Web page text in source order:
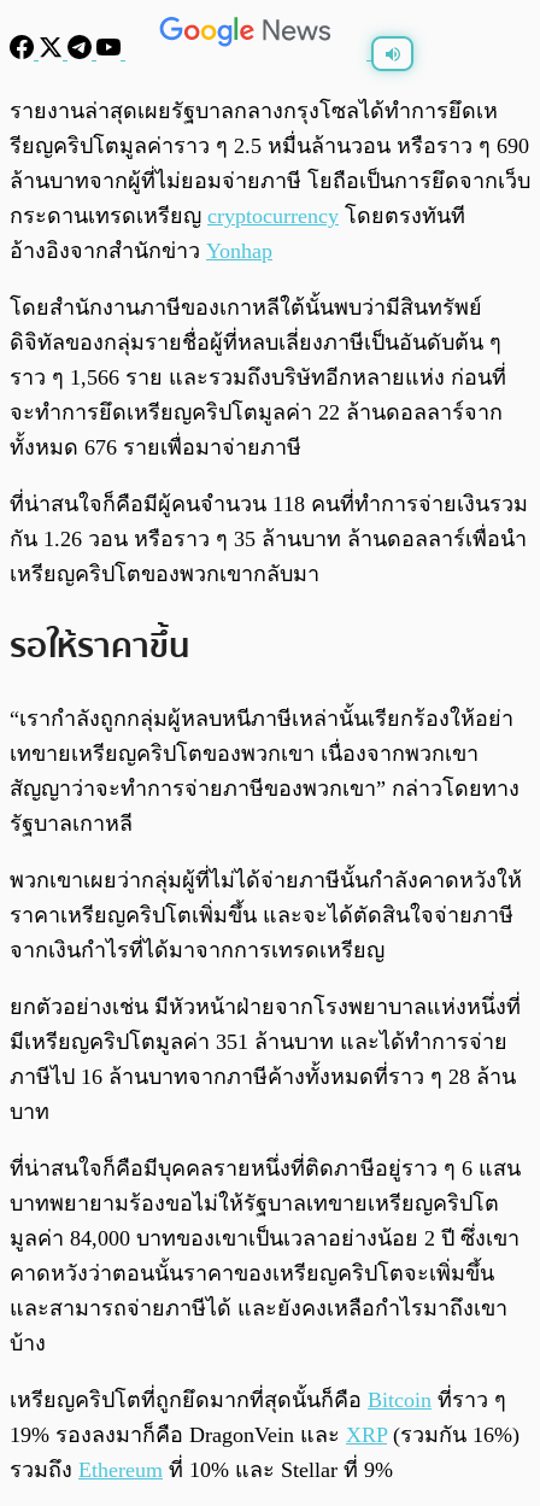
พร้อมเล่น /0:00
รายงานล่าสุดเผยรัฐบาลกลางกรุงโซลได้ทำการยึดเห
รียญคริปโตมูลค่าราว ๆ 2.5 หมื่นล้านวอน หรือราว ๆ 690
ล้านบาทจากผู้ที่ไม่ยอมจ่ายภาษี โยถือเป็นการยึดจากเว็บ
กระดานเทรดเหรียญ cryptocurrency โดยตรงทันที
อ้างอิงจากสำนักข่าว Yonhap
โดยสำนักงานภาษีของเกาหลีใต้นั้นพบว่ามีสินทรัพย์
ดิจิทัลของกลุ่มรายชื่อผู้ที่หลบเลี่ยงภาษีเป็นอันดับต้น ๆ
ราว ๆ 1,566 ราย และรวมถึงบริษัทอีกหลายแห่ง ก่อนที่
จะทำการยึดเหรียญคริปโตมูลค่า 22 ล้านดอลลาร์จาก
ทั้งหมด 676 รายเพื่อมาจ่ายภาษี
ที่น่าสนใจก็คือมีผู้คนจำนวน 118 คนที่ทำการจ่ายเงินรวม
กัน 1.26 วอน หรือราว ๆ 35 ล้านบาท ล้านดอลลาร์เพื่อนำ
เหรียญคริปโตของพวกเขากลับมา
รอให้ราคาขึ้น
“เรากำลังถูกกลุ่มผู้หลบหนีภาษีเหล่านั้นเรียกร้องให้อย่า
เทขายเหรียญคริปโตของพวกเขา เนื่องจากพวกเขา
สัญญาว่าจะทำการจ่ายภาษีของพวกเขา” กล่าวโดยทาง
รัฐบาลเกาหลี
พวกเขาเผยว่ากลุ่มผู้ที่ไม่ได้จ่ายภาษีนั้นกำลังคาดหวังให้
ราคาเหรียญคริปโตเพิ่มขึ้น และจะได้ตัดสินใจจ่ายภาษี
จากเงินกำไรที่ได้มาจากการเทรดเหรียญ
ยกตัวอย่างเช่น มีหัวหน้าฝ่ายจากโรงพยาบาลแห่งหนึ่งที่
มีเหรียญคริปโตมูลค่า 351 ล้านบาท และได้ทำการจ่าย
ภาษีไป 16 ล้านบาทจากภาษีค้างทั้งหมดที่ราว ๆ 28 ล้าน
บาท
ที่น่าสนใจก็คือมีบุคคลรายหนึ่งที่ติดภาษีอยู่ราว ๆ 6 แสน
บาทพยายามร้องขอไม่ให้รัฐบาลเทขายเหรียญคริปโต
มูลค่า 84,000 บาทของเขาเป็นเวลาอย่างน้อย 2 ปี ซึ่งเขา
คาดหวังว่าตอนนั้นราคาของเหรียญคริปโตจะเพิ่มขึ้น
และสามารถจ่ายภาษีได้ และยังคงเหลือกำไรมาถึงเขา
บ้าง
เหรียญคริปโตที่ถูกยึดมากที่สุดนั้นก็คือ Bitcoin ที่ราว ๆ
19% รองลงมาก็คือ DragonVein และ XRP(รวมกัน 16%)
รวมถึง Ethereum ที่ 10% และ Stellar ที่ 9%